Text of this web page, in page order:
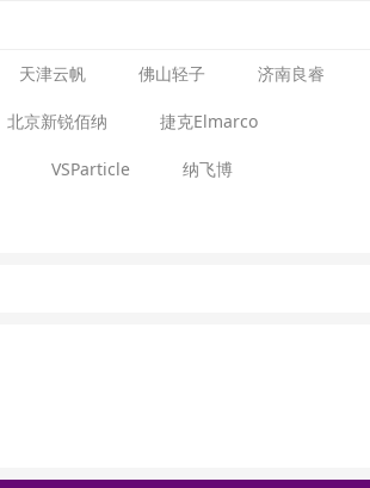
天津云帆 佛山轻子 济南良睿
北京新锐佰纳 捷克Elmarco
VSParticle 纳飞博